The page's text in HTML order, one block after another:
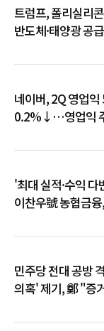
트럼프, 폴리실리
반도체·태양광 공
네이버, 2Q 영업
0.2%↓…영업익
'최대 실적·수익
이찬우號 농협금
민주당 전대 공방
의혹' 제기, 鄭 "증